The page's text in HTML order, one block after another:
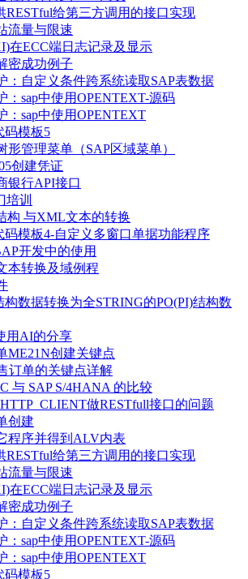
RESTful给第三方调用的接口实现
流量与限速
在ECC端日志记录及显示
密成功例子
：自定义条件跨系统读取SAP表数据
：sap中使用OPENTEXT-源码
：sap中使用OPENTEXT
码模板5
形管理菜单（SAP区域菜单）
创建凭证
银行API接口
培训
构 与XML文本的转换
码模板4-自定义多窗口单据功能程序
开发中的使用
本转换及域例程
构数据转换为全STRING的PO(PI)结构数
用AI的分享
ME21N创建关键点
订单的关键点详解
与 SAP S/4HANA 的比较
做RESTfull接口的问题
创建
程序并得到ALV内表
RESTful给第三方调用的接口实现
流量与限速
在ECC端日志记录及显示
密成功例子
：自定义条件跨系统读取SAP表数据
：sap中使用OPENTEXT-源码
：sap中使用OPENTEXT
码模板5